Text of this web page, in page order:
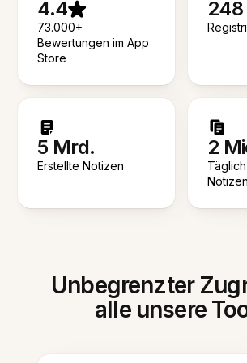
4.4
73.000+
Bewertungen im App
Store
248
5 Mrd.
Erstellte Notizen
2
Notizen
Unbegrenzter
alle unsere